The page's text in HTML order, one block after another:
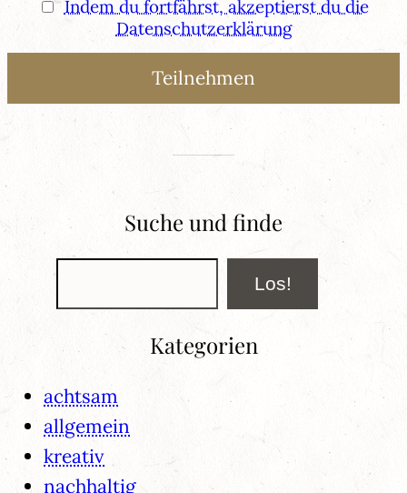
Indem du fortfährst, akzeptierst du die
Datenschutzerklärung
Suche und finde
Suchen Los!
Kategorien
achtsam
allgemein
kreativ
nachhaltig